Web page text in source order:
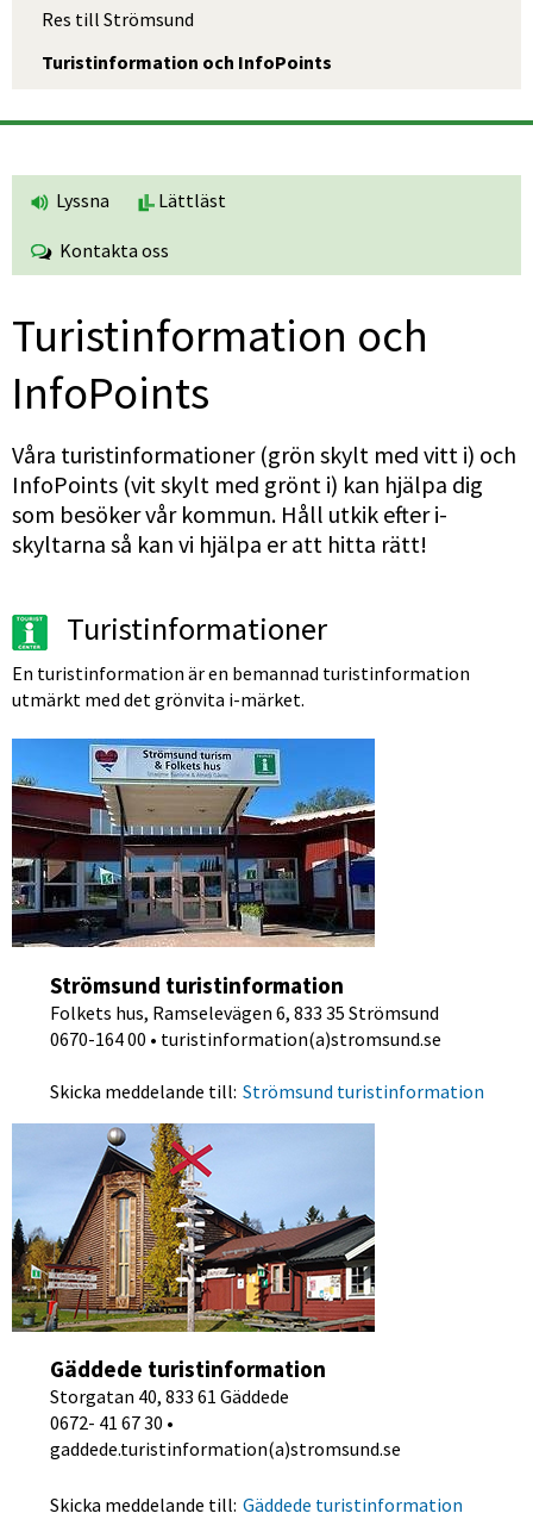
Res till Strömsund
Turistinfor­mation och InfoPoints
Lyssna Lättläst
Kontakta oss
Turistinfor­mation och
InfoPoints
Våra turistinformationer (grön skylt med vitt i) och
InfoPoints (vit skylt med grönt i) kan hjälpa dig
som besöker vår kommun. Håll utkik efter i-
skyltarna så kan vi hjälpa er att hitta rätt!
Turistinformationer
En turistinformation är en bemannad turistinformation
utmärkt med det grönvita i-märket.
Strömsund turistinformation
Folkets hus, Ramselevägen 6, 833 35 Strömsund
0670-164 00 • turistinformation(a)stromsund.se
Skicka meddelande till: Strömsund turistinformation
Gäddede turistinformation
Storgatan 40, 833 61 Gäddede
0672- 41 67 30 •
gaddede.turistinformation(a)stromsund.se
Skicka meddelande till: Gäddede turistinformation